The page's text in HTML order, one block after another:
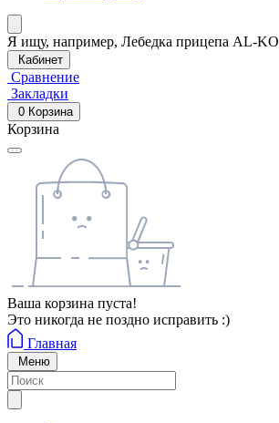
Я ищу, например, Лебедка прицепа AL-KO
Кабинет
Сравнение
Закладки
0 Корзина
Корзина
Ваша корзина пуста!
Это никогда не поздно исправить :)
Главная
Меню